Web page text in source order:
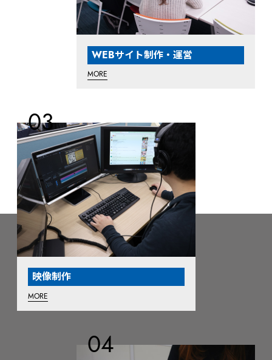
WEBサイト制作・運営
MORE
映像制作
MORE